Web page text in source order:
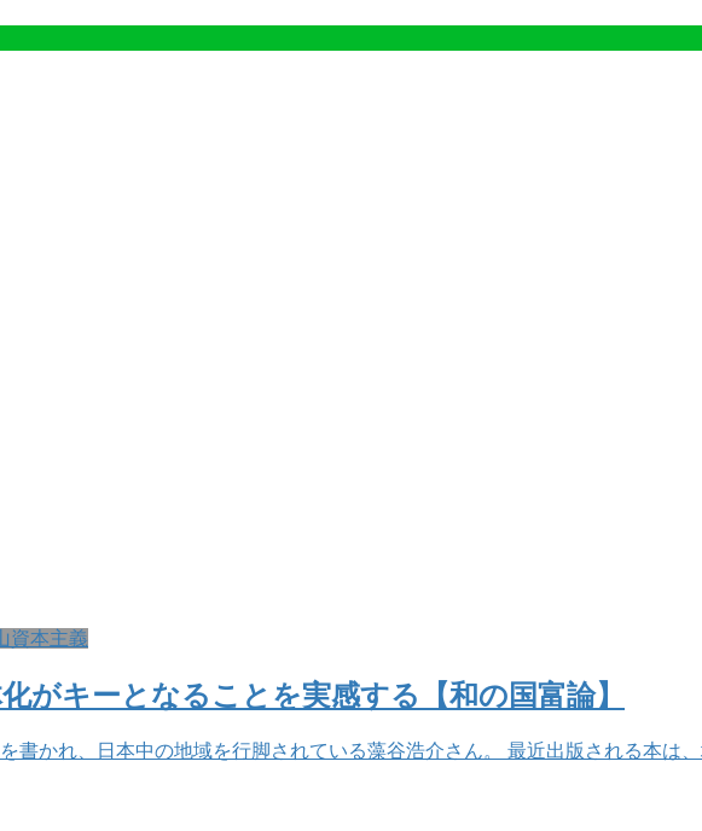
資本主義
がキーとなることを実感する【和の国富論】
書かれ、日本中の地域を行脚されている藻谷浩介さん。 最近出版される本は